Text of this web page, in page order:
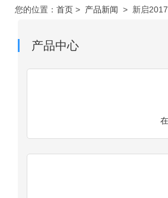
您的位置： 首页 > 产品新闻 > 新启
产品中心